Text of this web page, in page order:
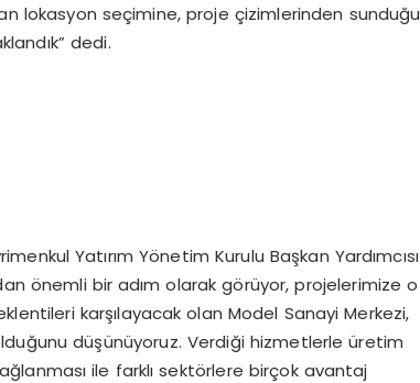
lokasyon seçimine, proje çizimlerinden sunduğu
dedi.
Yatırım Yönetim Kurulu Başkan Yardımcısı
önemli bir adım olarak görüyor, projelerimize o
karşılayacak olan Model Sanayi Merkezi,
düşünüyoruz. Verdiği hizmetlerle üretim
ile farklı sektörlere birçok avantaj